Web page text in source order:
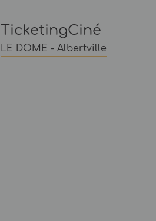
TicketingCiné
LE DOME - Albertville